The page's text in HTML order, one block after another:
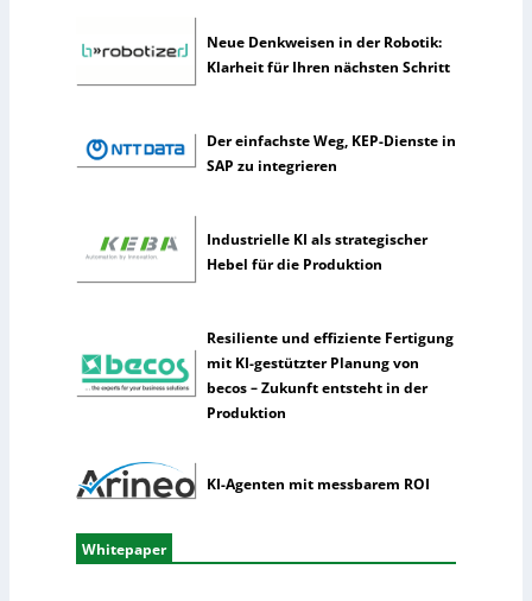
t
l
h
n
t
e
i
g
z
Neue Denkweisen in der Robotik:
Klarheit für Ihren nächsten Schritt
Der einfachste Weg, KEP-Dienste in
SAP zu integrieren
Industrielle KI als strategischer
Hebel für die Produktion
Resiliente und effiziente Fertigung
mit KI-gestützter Planung von
becos – Zukunft entsteht in der
Produktion
KI-Agenten mit messbarem ROI
Whitepaper